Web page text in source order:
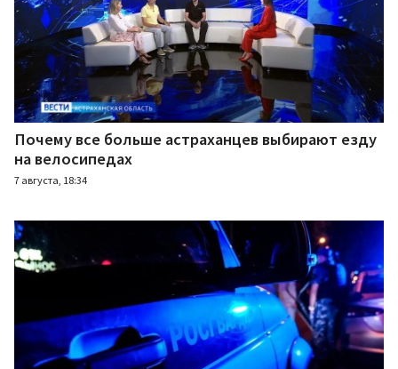
Почему все больше астраханцев выбирают езду
на велосипедах
7 августа, 18:34